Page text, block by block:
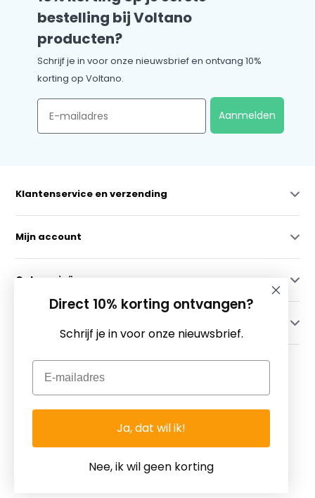
bestelling bij Voltano
producten?
Schrijf je in voor onze nieuwsbrief en ontvang 10%
korting op Voltano.
Email
Aanmelden
Klantenservice en verzending
Mijn account
Categorieën
© Copyright 2026 - Theme ByDMWS
Direct 10% korting ontvangen?
Schrijf je in voor onze nieuwsbrief.
Email
Ja, dat wil ik!
Nee, ik wil geen korting